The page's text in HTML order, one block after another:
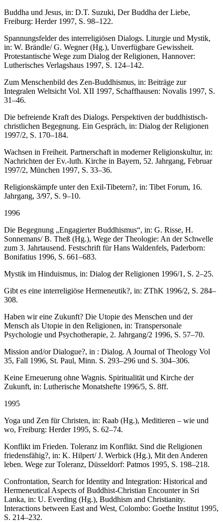
Buddha und Jesus, in: D.T. Suzuki, Der Buddha der Liebe,
Freiburg: Herder 1997, S. 98–122.
Spannungsfelder des interreligiösen Dialogs. Liturgie und Mystik,
in: W. Brändle/ G. Wegner (Hg.), Unverfügbare Gewissheit.
Protestantische Wege zum Dialog der Religionen, Hannover:
Lutherisches Verlagshaus 1997, S. 124–142.
Zum Menschenbild des Zen-Buddhismus, in: Beiträge zur
Integralen Weltsicht Vol. XII 1997, Schaffhausen: Novalis 1997, S.
31–46.
Die befreiende Kraft des Dialogs. Perspektiven der buddhistisch-
christlichen Begegnung. Ein Gespräch, in: Dialog der Religionen
1997/2, S. 170–184.
Wachsen in Freiheit. Partnerschaft in moderner Religionskultur, in:
Nachrichten der Ev.-luth. Kirche in Bayern, 52. Jahrgang, Februar
1997/2, München 1997, S. 33–36.
Religionskämpfe unter den Exil-Tibetern?, in: Tibet Forum, 16.
Jahrgang, 3/97, S. 9–10.
1996
Die Begegnung „Engagierter Buddhismus“, in: G. Risse, H.
Sonnemans/ B. Theß (Hg.), Wege der Theologie: An der Schwelle
zum 3. Jahrtausend. Festschrift für Hans Waldenfels, Paderborn:
Bonifatius 1996, S. 661–683.
Mystik im Hinduismus, in: Dialog der Religionen 1996/1, S. 2–25.
Gibt es eine interreligiöse Hermeneutik?, in: ZThK 1996/2, S. 284–
308.
Haben wir eine Zukunft? Die Utopie des Menschen und der
Mensch als Utopie in den Religionen, in: Transpersonale
Psychologie und Psychotherapie, 2. Jahrgang/2 1996, S. 57–70.
Mission and/or Dialogue?, in : Dialog. A Journal of Theology Vol
35, Fall 1996, St. Paul, Minn. S. 293–296 und S. 304–306.
Keine Erneuerung ohne Wagnis. Spiritualität und Kirche der
Zukunft, in: Lutherische Monatshefte 1996/5, S. 8ff.
1995
Yoga und Zen für Christen, in: Raab (Hg.), Meditieren – wie und
wo, Freiburg: Herder 1995, S. 62–74.
Konflikt im Frieden. Toleranz im Konflikt. Sind die Religionen
friedensfähig?, in: K. Hilpert/ J. Werbick (Hg.), Mit den Anderen
leben. Wege zur Toleranz, Düsseldorf: Patmos 1995, S. 198–218.
Confrontation, Search for Identity and Integration: Historical and
Hermeneutical Aspects of Buddhist-Christian Encounter in Sri
Lanka, in: U. Everding (Hg.), Buddhism and Christianity.
Interactions between East and West, Colombo: Goethe Institut 1995,
S. 214–232.